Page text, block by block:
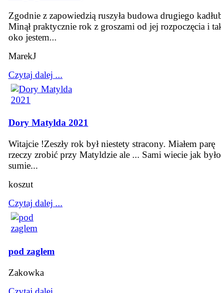
Zgodnie z zapowiedzią ruszyła budowa drugiego
Minął praktycznie rok z groszami od jej rozpoczęcia i
oko jestem...
MarekJ
Czytaj dalej ...
Dory Matylda 2021
Witajcie !Zeszły rok był niestety stracony. Miałem parę
rzeczy zrobić przy Matyldzie ale ... Sami wiecie jak
sumie...
koszut
Czytaj dalej ...
pod zaglem
Zakowka